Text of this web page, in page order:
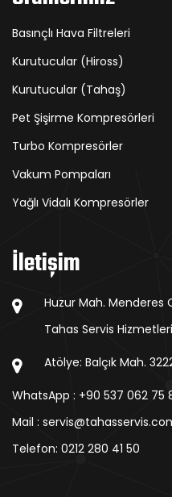
Basınçlı Hava Filtreleri
Kurutucular (Hiross)
Kurutucular (Tahaş)
Pet Şişirme Kompresörleri
Turbo Kompresörler
Vakum Pompaları
Yağlı Vidalı Kompresörler
İletişim
Huzur Mah. Menderes
Tahas Servis Hizmetleri
Atölye: Balçık Mah.
WhatsApp : +90 537 062 75
Mail :
Telefon: 0212 280 41 50